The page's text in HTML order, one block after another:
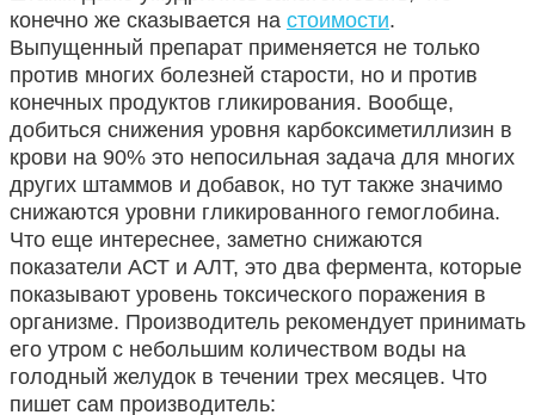
конечно же сказывается на стоимости.
Выпущенный препарат применяется не только
против многих болезней старости, но и против
конечных продуктов гликирования. Вообще,
добиться снижения уровня карбоксиметиллизин в
крови на 90% это непосильная задача для многих
других штаммов и добавок, но тут также значимо
снижаются уровни гликированного гемоглобина.
Что еще интереснее, заметно снижаются
показатели АСТ и АЛТ, это два фермента, которые
показывают уровень токсического поражения в
организме. Производитель рекомендует принимать
его утром с небольшим количеством воды на
голодный желудок в течении трех месяцев. Что
пишет сам производитель: